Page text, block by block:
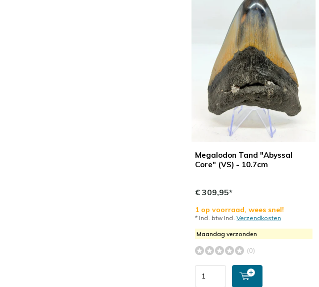
Megalodon Tand "Abyssal
Core" (VS) - 10.7cm
€ 309,95*
1 op voorraad, wees snel!
* Incl. btw Incl. Verzendkosten
Maandag verzonden
(0)